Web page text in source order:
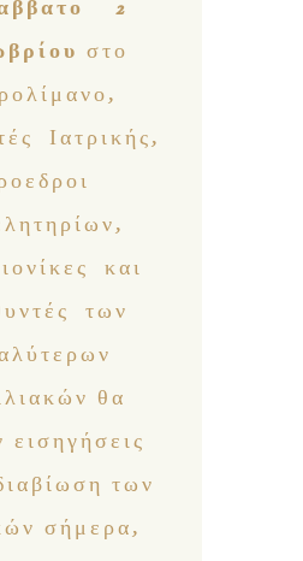
2
στο
Ιατρικής,
και
των
θα
εισηγήσεις
των
σήμερα,